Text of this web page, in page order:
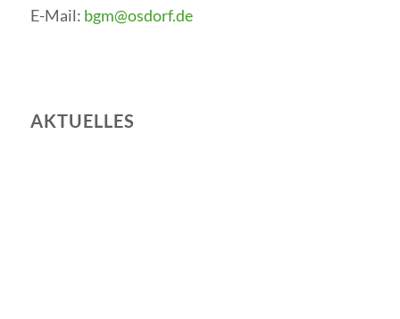
E-Mail: bgm@osdorf.de
AKTUELLES